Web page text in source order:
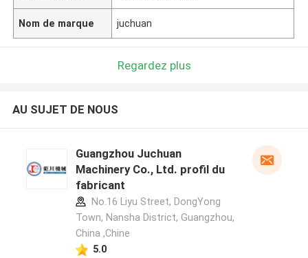
Nom de marque juchuan
Regardez plus
AU SUJET DE NOUS
Guangzhou Juchuan
Machinery Co., Ltd. profil du
fabricant
No.16 Liyu Street, DongYong
Town, Nansha District, Guangzhou,
China ,Chine
5.0